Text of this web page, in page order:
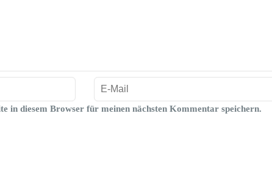
in diesem Browser für meinen nächsten Kommentar speichern.